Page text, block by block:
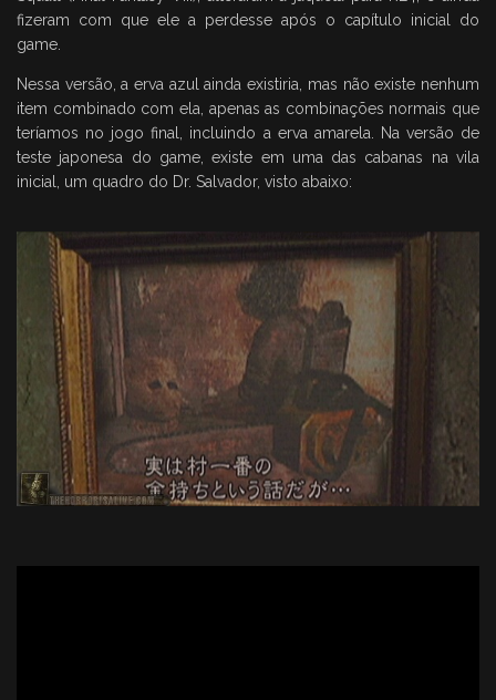
fizeram com que ele a perdesse após o capítulo inicial do
game.
Nessa versão, a erva azul ainda existiria, mas não existe nenhum
item combinado com ela, apenas as combinações normais que
teríamos no jogo final, incluindo a erva amarela. Na versão de
teste japonesa do game, existe em uma das cabanas na vila
inicial, um quadro do Dr. Salvador, visto abaixo: